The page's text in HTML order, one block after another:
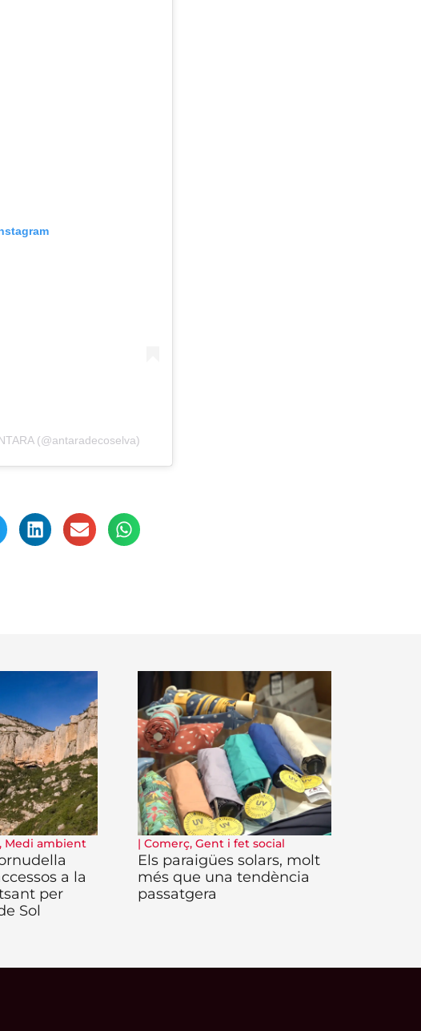
(@antaradecoselva)
, Medi ambient
a la
per
Sol
| Comerç, Gent i fet social
Els paraigües solars, molt
més que una tendència
passatgera